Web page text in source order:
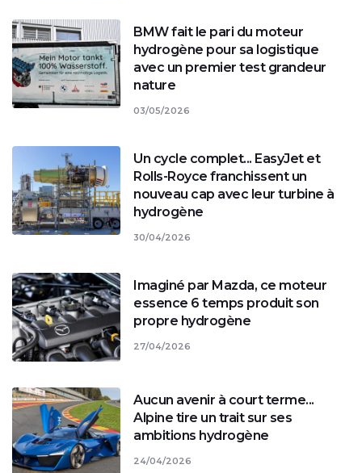
BMW fait le pari du moteur
hydrogène pour sa logistique
avec un premier test grandeur
nature
03/05/2026
Un cycle complet... EasyJet et
Rolls-Royce franchissent un
nouveau cap avec leur turbine à
hydrogène
30/04/2026
Imaginé par Mazda, ce moteur
essence 6 temps produit son
propre hydrogène
27/04/2026
Aucun avenir à court terme...
Alpine tire un trait sur ses
ambitions hydrogène
24/04/2026